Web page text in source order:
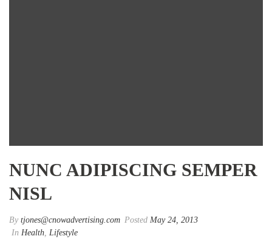
NUNC ADIPISCING SEMPER
NISL
By tjones@cnowadvertising.com Posted May 24, 2013
In Health, Lifestyle